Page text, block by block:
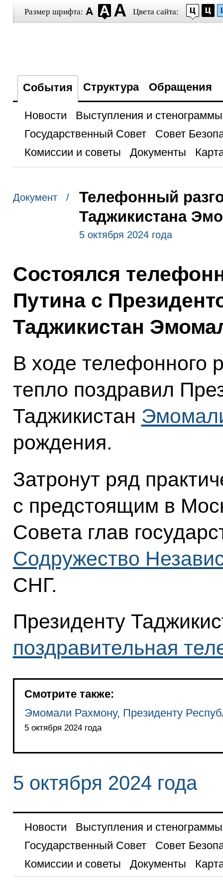
Размер шрифта: Цвета сайта:
События Структура Обращения
Новости
Выступления и стенограммы
Государственный Совет
Совет
Комиссии и советы
Документы
Документ /
Телефонный
Таджикистана
5 октября 2024 года
Состоялся
Путина с
Таджикистан
В ходе телефонного
тепло поздравил
Таджикистан
рождения.
Затронут ряд
с предстоящим в
Совета глав
Содружество
СНГ.
Президенту
поздравительная
Смотрите также:
Эмомали Рахмону, Президенту
5 октября 2024 года
5 октября 2024 года
Новости
Выступления и стенограммы
Государственный Совет
Совет
Комиссии и советы
Документы